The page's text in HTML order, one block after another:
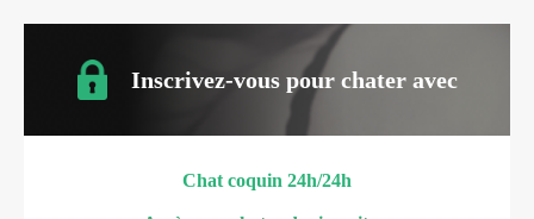
Inscrivez-vous pour chater avec
Chat coquin 24h/24h